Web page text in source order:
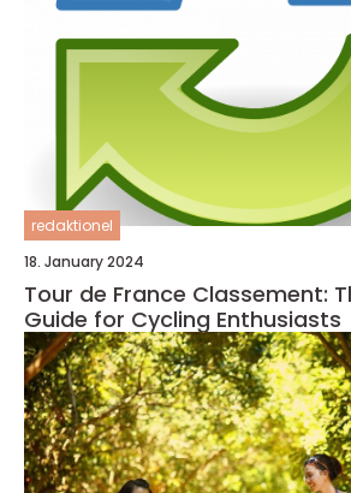
redaktionel
18. January 2024
Tour de France Classement:
Guide for Cycling Enthusiasts